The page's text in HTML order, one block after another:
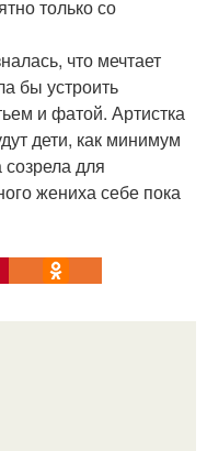
только со
что мечтает
бы устроить
и фатой. Артистка
дети, как минимум
для
жениха себе пока